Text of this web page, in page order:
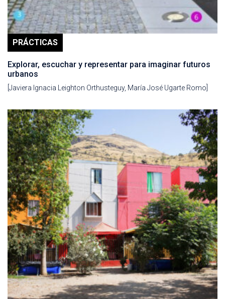
PRÁCTICAS
Explorar, escuchar y representar para imaginar futuros
urbanos
[Javiera Ignacia Leighton Orthusteguy, María José Ugarte Romo]